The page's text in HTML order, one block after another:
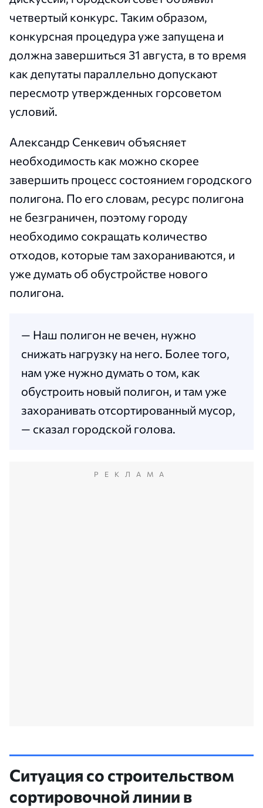
четвертый конкурс. Таким образом,
конкурсная процедура уже запущена и
должна завершиться 31 августа, в то время
как депутаты параллельно допускают
пересмотр утвержденных горсоветом
условий.
Александр Сенкевич объясняет
необходимость как можно скорее
завершить процесс состоянием городского
полигона. По его словам, ресурс полигона
не безграничен, поэтому городу
необходимо сокращать количество
отходов, которые там захораниваются, и
уже думать об обустройстве нового
полигона.
— Наш полигон не вечен, нужно
снижать нагрузку на него. Более того,
нам уже нужно думать о том, как
обустроить новый полигон, и там уже
захоранивать отсортированный мусор,
— сказал городской голова.
РЕКЛАМА
Ситуация со строительством
сортировочной линии в